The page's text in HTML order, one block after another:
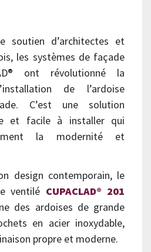
soutien d’architectes et
les systèmes de façade
ont révolutionné la
de l’ardoise
C’est une solution
et facile à installer qui
la modernité et
design contemporain, le
ventilé CUPACLAD® 201
des ardoises de grande
en acier inoxydable,
propre et moderne.